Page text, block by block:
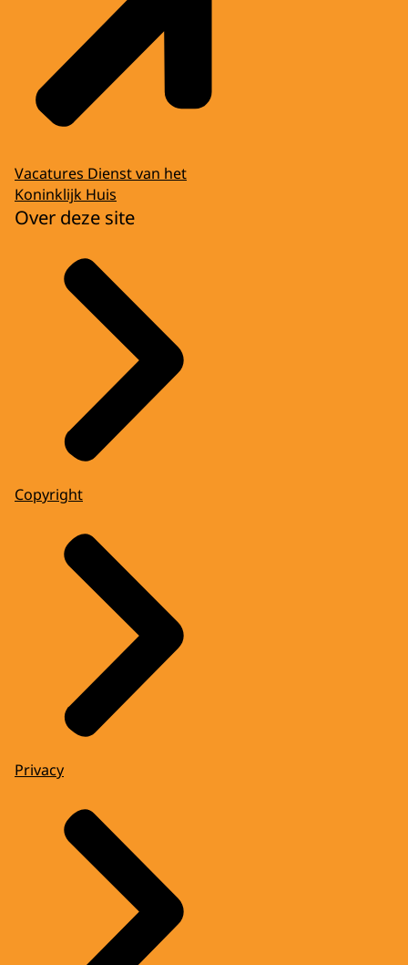
Vacatures Dienst van het
Koninklijk Huis
Over deze site
Copyright
Privacy